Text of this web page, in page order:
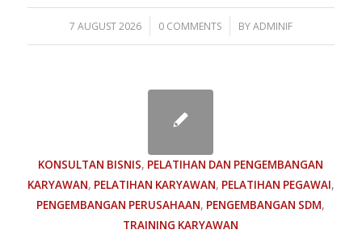
7 AUGUST 2026
/ 0 COMMENTS
/ BYADMINIF
KONSULTAN BISNIS, PELATIHAN DAN PENGEMBANGAN
KARYAWAN, PELATIHAN KARYAWAN, PELATIHAN PEGAWAI,
PENGEMBANGAN PERUSAHAAN, PENGEMBANGAN SDM,
TRAINING KARYAWAN